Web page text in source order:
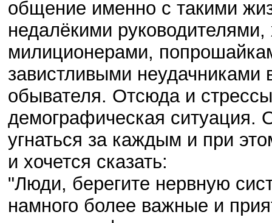
общение именно с такими
недалёкими
милиционерами,
завистливыми неудачниками
обывателя. Отсюда и
демографическая ситуация.
угнаться за каждым и при
и хочется сказать:
"Люди, берегите нервную
намного более важные и